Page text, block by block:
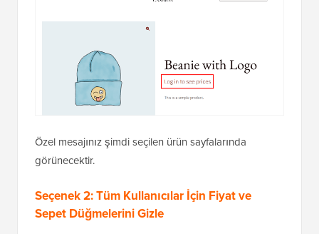
Özel mesajınız şimdi seçilen ürün sayfalarında
görünecektir.
Seçenek 2: Tüm Kullanıcılar İçin Fiyat ve
Sepet Düğmelerini Gizle